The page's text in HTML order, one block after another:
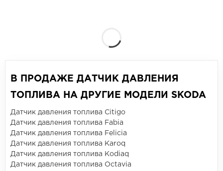
В ПРОДАЖЕ ДАТЧИК ДАВЛЕНИЯ
ТОПЛИВА НА ДРУГИЕ МОДЕЛИ SKODA
Датчик давления топлива Citigo
Датчик давления топлива Fabia
Датчик давления топлива Felicia
Датчик давления топлива Karoq
Датчик давления топлива Kodiaq
Датчик давления топлива Octavia